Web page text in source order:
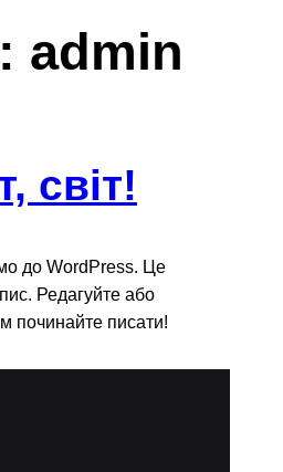
admin
світ!
до WordPress. Це
Редагуйте або
починайте писати!